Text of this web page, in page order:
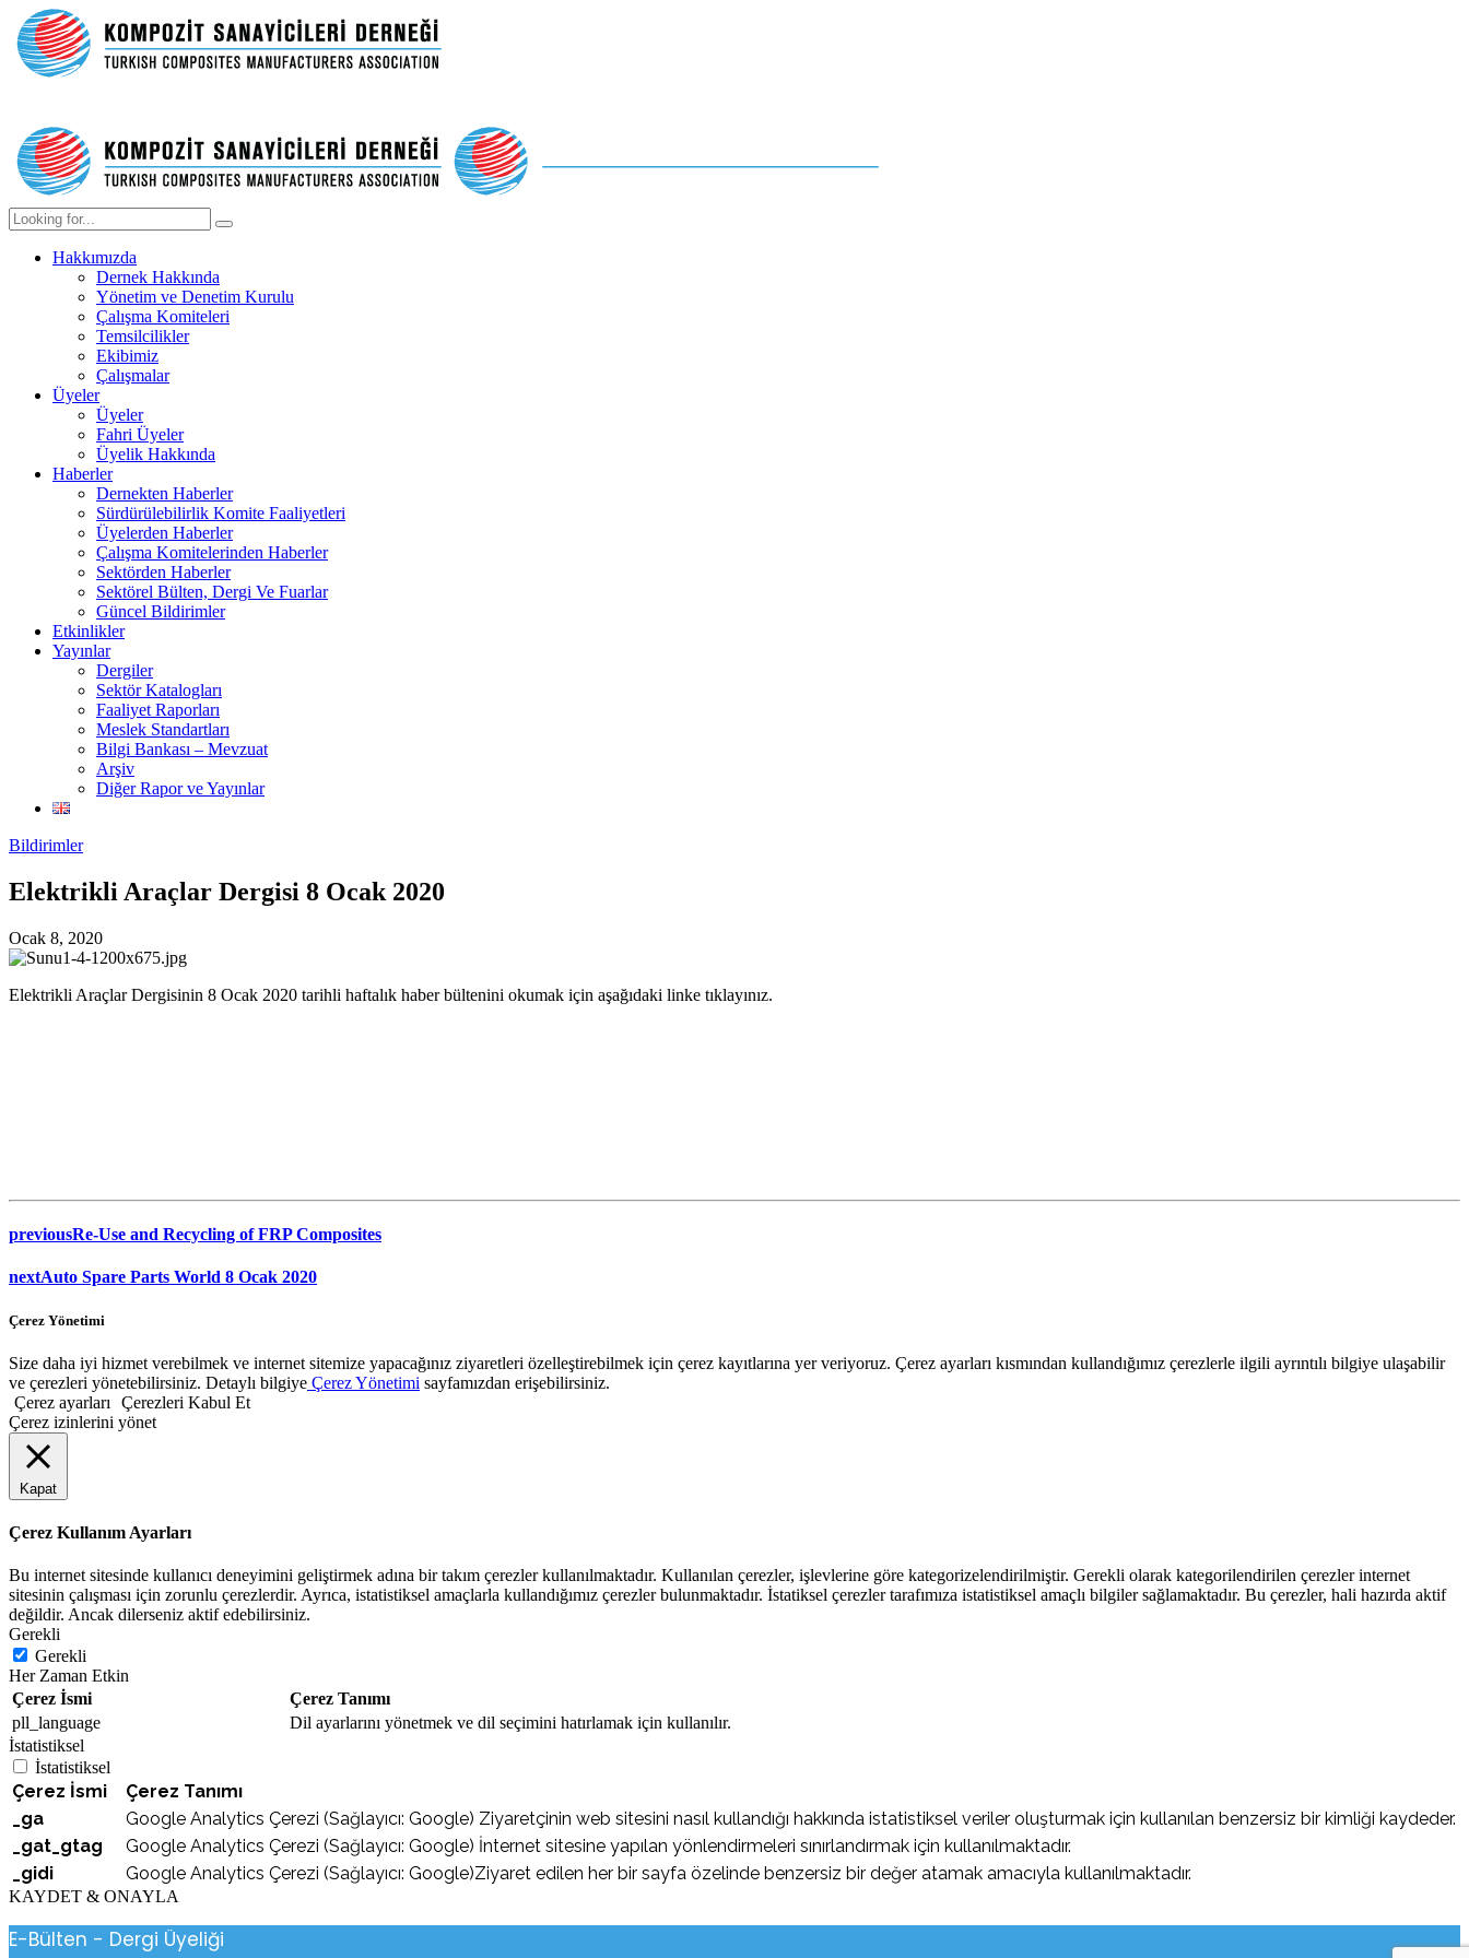
Hakkımızda
Dernek Hakkında
Yönetim ve Denetim Kurulu
Çalışma Komiteleri
Temsilcilikler
Ekibimiz
Çalışmalar
Üyeler
Üyeler
Fahri Üyeler
Üyelik Hakkında
Haberler
Dernekten Haberler
Sürdürülebilirlik Komite Faaliyetleri
Üyelerden Haberler
Çalışma Komitelerinden Haberler
Sektörden Haberler
Sektörel Bülten, Dergi Ve Fuarlar
Güncel Bildirimler
Etkinlikler
Yayınlar
Dergiler
Sektör Katalogları
Faaliyet Raporları
Meslek Standartları
Bilgi Bankası – Mevzuat
Arşiv
Diğer Rapor ve Yayınlar
Bildirimler
Elektrikli Araçlar Dergisi 8 Ocak 2020
Ocak 8, 2020
Elektrikli Araçlar Dergisinin 8 Ocak 2020 tarihli haftalık haber bültenini okumak için aşağıdaki linke tıklayınız.
previousRe-Use and Recycling of FRP Composites
nextAuto Spare Parts World 8 Ocak 2020
Çerez Yönetimi
Size daha iyi hizmet verebilmek ve internet sitemize yapacağınız ziyaretleri özelleştirebilmek için çerez kayıtlarına yer veriyoruz. Çerez ayarları kısmından kullandığımız çerezlerle ilgili ayrıntılı bilgiye ulaşabilir
ve çerezleri yönetebilirsiniz. Detaylı bilgiye Çerez Yönetimi sayfamızdan erişebilirsiniz.
Çerez ayarları
Çerezleri Kabul Et
Çerez izinlerini yönet
Kapat
Çerez Kullanım Ayarları
Bu internet sitesinde kullanıcı deneyimini geliştirmek adına bir takım çerezler kullanılmaktadır. Kullanılan çerezler, işlevlerine göre kategorizelendirilmiştir. Gerekli olarak kategorilendirilen çerezler internet
sitesinin çalışması için zorunlu çerezlerdir. Ayrıca, istatistiksel amaçlarla kullandığımız çerezler bulunmaktadır. İstatiksel çerezler tarafımıza istatistiksel amaçlı bilgiler sağlamaktadır. Bu çerezler, hali hazırda aktif
değildir. Ancak dilerseniz aktif edebilirsiniz.
Gerekli
Gerekli
Her Zaman Etkin
Çerez İsmi
Çerez Tanımı
pll_language
Dil ayarlarını yönetmek ve dil seçimini hatırlamak için kullanılır.
İstatistiksel
İstatistiksel
Çerez İsmi
Çerez Tanımı
_ga
Google Analytics Çerezi (Sağlayıcı: Google) Ziyaretçinin web sitesini nasıl kullandığı hakkında istatistiksel veriler oluşturmak için kullanılan benzersiz bir kimliği kaydeder.
_gat_gtag
Google Analytics Çerezi (Sağlayıcı: Google) İnternet sitesine yapılan yönlendirmeleri sınırlandırmak için kullanılmaktadır.
_gidi
Google Analytics Çerezi (Sağlayıcı: Google)Ziyaret edilen her bir sayfa özelinde benzersiz bir değer atamak amacıyla kullanılmaktadır.
KAYDET & ONAYLA
E-Bülten - Dergi Üyeliği